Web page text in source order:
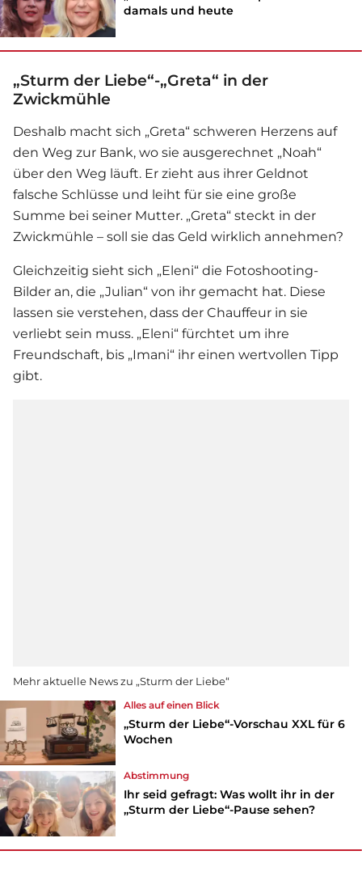
damals und heute
„Sturm der Liebe“-„Greta“ in der
Zwickmühle
Deshalb macht sich „Greta“ schweren Herzens auf
den Weg zur Bank, wo sie ausgerechnet „Noah“
über den Weg läuft. Er zieht aus ihrer Geldnot
falsche Schlüsse und leiht für sie eine große
Summe bei seiner Mutter. „Greta“ steckt in der
Zwickmühle – soll sie das Geld wirklich annehmen?
Gleichzeitig sieht sich „Eleni“ die Fotoshooting-
Bilder an, die „Julian“ von ihr gemacht hat. Diese
lassen sie verstehen, dass der Chauffeur in sie
verliebt sein muss. „Eleni“ fürchtet um ihre
Freundschaft, bis „Imani“ ihr einen wertvollen Tipp
gibt.
Mehr aktuelle News zu „Sturm der Liebe“
Alles auf einen Blick
„Sturm der Liebe“-Vorschau XXL für 6
Wochen
Abstimmung
Ihr seid gefragt: Was wollt ihr in der
„Sturm der Liebe“-Pause sehen?